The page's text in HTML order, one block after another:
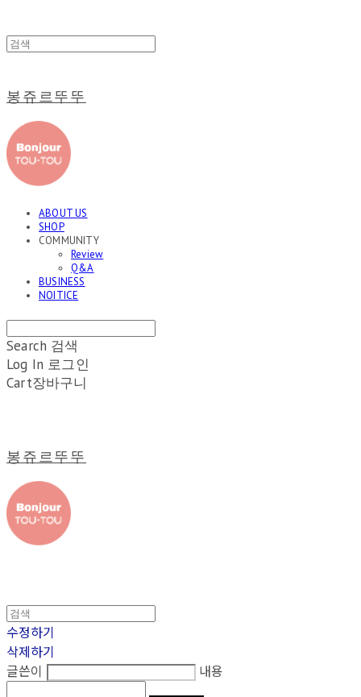
봉쥬르뚜뚜
ABOUT US
SHOP
COMMUNITY
Review
Q&A
BUSINESS
NOITICE
Search 검색
Log In 로그인
Cart장바구니
봉쥬르뚜뚜
수정하기
삭제하기
글쓴이
내용